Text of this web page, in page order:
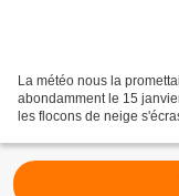
La météo nous la
abondamment le 15
les flocons de neige